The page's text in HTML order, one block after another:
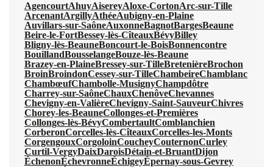
AgencourtAhuyAisereyAloxe-CortonArc-sur-Tille
ArcenantArgillyAthéeAubigny-en-Plaine
Auvillars-sur-SaôneAuxonneBagnotBargesBeaune
Beire-le-FortBessey-lès-CîteauxBévyBilley
Bligny-lès-BeauneBoncourt-le-BoisBonnencontre
BouillandBousselangeBouze-lès-Beaune
Brazey-en-PlaineBressey-sur-TilleBretenièreBrochon
BroinBroindonCessey-sur-TilleChambeireChamblanc
ChambœufChambolle-MusignyChampdôtre
Charrey-sur-SaôneChauxChenôveChevannes
Chevigny-en-ValièreChevigny-Saint-SauveurChivres
Chorey-les-BeauneCollonges-et-Premières
Collonges-lès-BévyCombertaultComblanchien
CorberonCorcelles-lès-CîteauxCorcelles-les-Monts
CorgengouxCorgoloinCoucheyCouternonCurley
Curtil-VergyDaixDaroisDétain-et-BruantDijon
ÉchenonÉchevronneÉchigeyÉpernay-sous-Gevrey